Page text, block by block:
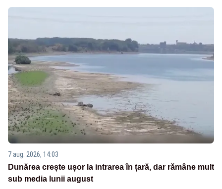
7 aug. 2026, 14:03
Dunărea crește ușor la intrarea în țară, dar rămâne mult
sub media lunii august